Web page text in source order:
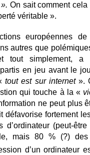
On sait comment
véritable ».
européennes
autres que
tout simplement,
en jeu avant le
tout est sur internet».
qui touche à la «
ne peut plus
défavorise fortement
d’ordinateur (peut-
mais 80 % (?) des
d’un ordinateur